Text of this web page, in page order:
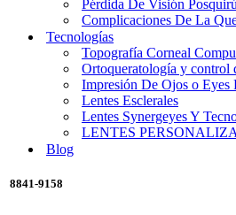
Pérdida De Visión
Complicaciones De La
Tecnologías
Topografía Corneal
Ortoqueratología y control
Impresión De Ojos o Eyes
Lentes Esclerales
Lentes Synergeyes Y
LENTES
Blog
8841-9158